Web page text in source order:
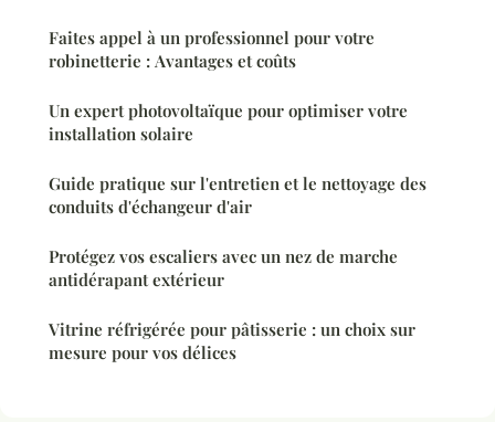
Faites appel à un professionnel pour votre
robinetterie : Avantages et coûts
Un expert photovoltaïque pour optimiser votre
installation solaire
Guide pratique sur l'entretien et le nettoyage des
conduits d'échangeur d'air
Protégez vos escaliers avec un nez de marche
antidérapant extérieur
Vitrine réfrigérée pour pâtisserie : un choix sur
mesure pour vos délices